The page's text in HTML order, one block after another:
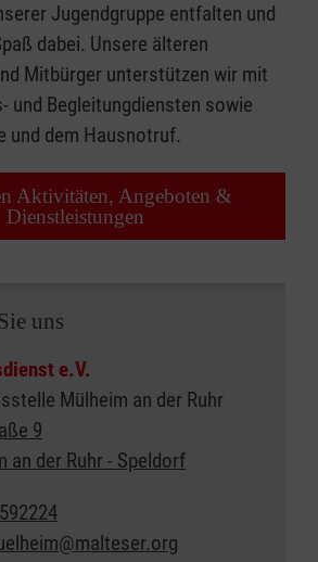
Jugendgruppe entfalten und
dabei. Unsere älteren
Mitbürger unterstützen wir mit
und Begleitungdiensten sowie
und dem Hausnotruf.
Aktivitäten, Angeboten &
Dienstleistungen
uns
e.V.
Mülheim an der Ruhr
9
an der Ruhr - Speldorf